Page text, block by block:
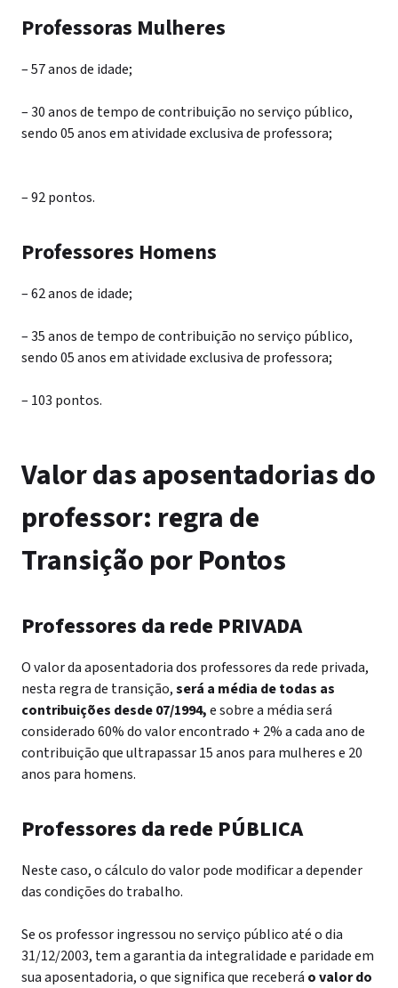
Professoras Mulheres
– 57 anos de idade;
– 30 anos de tempo de contribuição no serviço público,
sendo 05 anos em atividade exclusiva de professora;
– 92 pontos.
Professores Homens
– 62 anos de idade;
– 35 anos de tempo de contribuição no serviço público,
sendo 05 anos em atividade exclusiva de professora;
– 103 pontos.
Valor das aposentadorias do
professor: regra de
Transição por Pontos
Professores da rede PRIVADA
O valor da aposentadoria dos professores da rede privada,
nesta regra de transição,será a média de todas as
contribuições desde 07/1994,e sobre a média será
considerado 60% do valor encontrado + 2% a cada ano de
contribuição que ultrapassar 15 anos para mulheres e 20
anos para homens.
Professores da rede PÚBLICA
Neste caso, o cálculo do valor pode modificar a depender
das condições do trabalho.
Se os professor ingressou no serviço público até o dia
31/12/2003, tem a garantia da integralidade e paridade em
sua aposentadoria, o que significa que receberá o valor do